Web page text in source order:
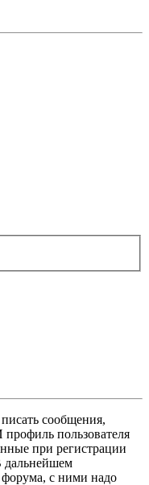
сообщения,
пользователя
при регистрации
дальнейшем
форума, с ними надо